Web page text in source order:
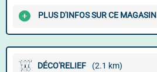
PLUS D'INFOS SUR CE MAGASIN
DÉCO'RELIEF (2.1 km)